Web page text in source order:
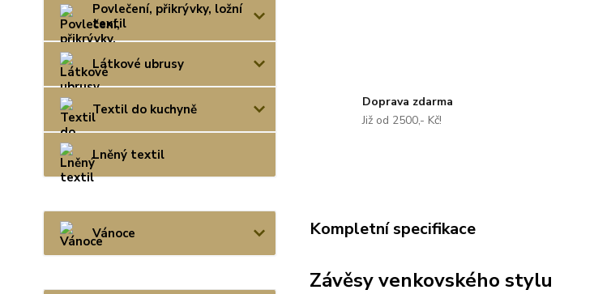
Povlečení, přikrývky, ložní
textil
Látkové ubrusy
Textil do kuchyně
Lněný textil
Vánoce
Doprava zdarma
Již od 2500,- Kč!
Kompletní specifikace
Závěsy venkovského stylu